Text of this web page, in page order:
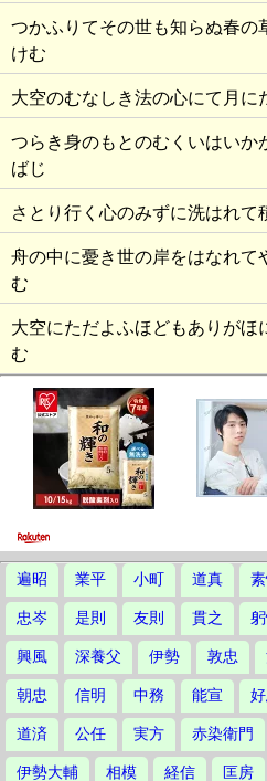
つかふりてその世も知らぬ春の
けむ
大空のむなしき法の心にて月に
つらき身のもとのむくいはいか
ばじ
さとり行く心のみずに洗はれて
舟の中に憂き世の岸をはなれて
む
大空にただよふほどもありがほ
む
遍昭 業平 小町 道真
忠岑 是則 友則 貫之
興風 深養父 伊勢 敦忠
朝忠 信明 中務 能宣
道済 公任 実方 赤染衛門
伊勢大輔 相模 経信 匡房